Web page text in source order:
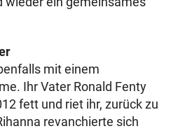
mit einem
Ihr Vater Ronald Fenty
fett und riet ihr, zurück zu
revanchierte sich